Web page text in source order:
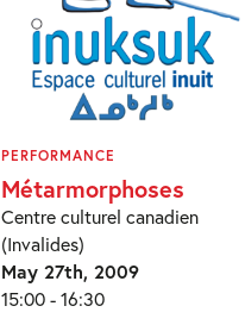
PERFORMANCE
Métarmorphoses
Centre culturel canadien
(Invalides)
May 27th, 2009
15:00 - 16:30